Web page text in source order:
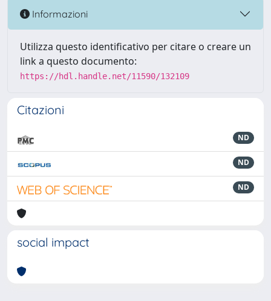
Informazioni
Utilizza questo identificativo per citare o creare un
link a questo documento:
https://hdl.handle.net/11590/132109
Citazioni
ND
ND
ND
social impact